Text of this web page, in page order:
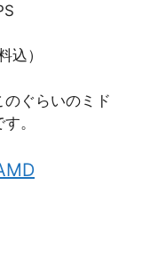
込）
ぐらいのミド
。